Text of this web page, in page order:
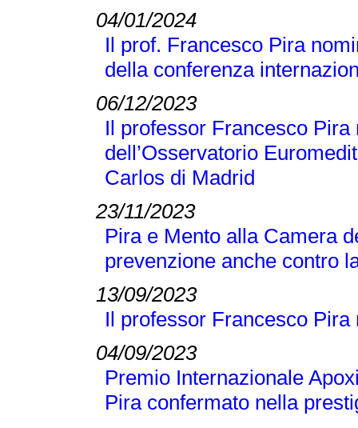
04/01/2024
Il prof. Francesco Pira
della conferenza
06/12/2023
Il professor Francesco
dell’Osservatorio
Carlos di Madrid
23/11/2023
Pira e Mento alla Camera
prevenzione anche contro
13/09/2023
Il professor Francesco
04/09/2023
Premio Internazionale
Pira confermato nella